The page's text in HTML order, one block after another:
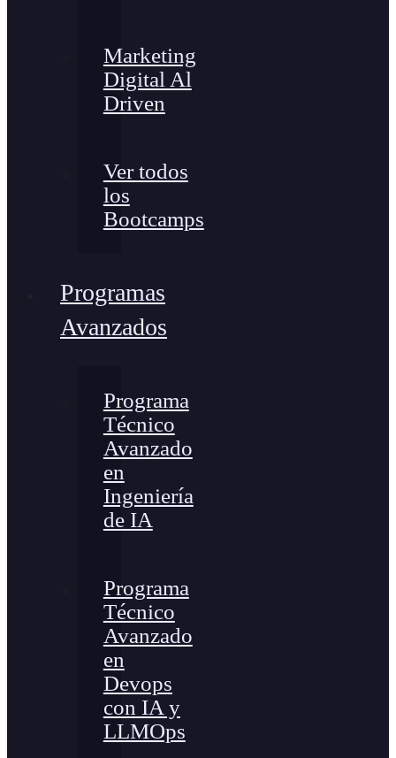
Marketing
Digital Al
Driven
Ver todos
los
Bootcamps
Programas
Avanzados
Programa
Técnico
Avanzado
en
Ingeniería
de IA
Programa
Técnico
Avanzado
en
Devops
con IA y
LLMOps